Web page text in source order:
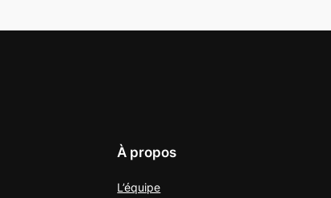
À propos
L’équipe